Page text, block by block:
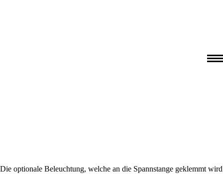
Die optionale Beleuchtung, welche an die Spannstange geklemmt wird